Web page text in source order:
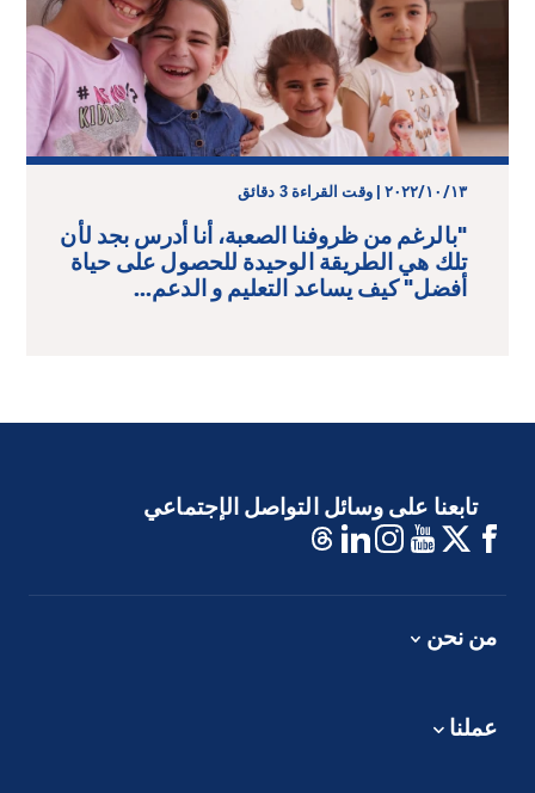
١٣‏/١٠‏/٢٠٢٢ | وقت القراءة 3 دقائق
"بالرغم من ظروفنا الصعبة، أنا أدرس بجد لأن
تلك هي الطريقة الوحيدة للحصول على حياة
أفضل" كيف يساعد التعليم و الدعم...
تابعنا على وسائل التواصل الإجتماعي
من نحن
عملنا